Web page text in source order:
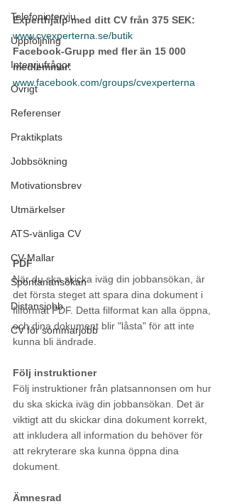
Telefonintervju
Uppföljning
Intervjufrågor
Övrigt
Referenser
Praktikplats
Jobbsökning
Motivationsbrev
Utmärkelser
ATS-vänliga CV
CV-Mallar
Spontanansökan
Distansjobb
CV för sommarjobb
Experthjälp med ditt CV från 375 SEK:
www.cvexperterna.se/butik
Facebook-Grupp med fler än 15 000
medlemmar:
www.facebook.com/groups/cvexperterna
PDF
När du ska skicka iväg din jobbansökan, är
det första steget att spara dina dokument i
filformat PDF. Detta filformat kan alla öppna,
och dina dokument blir "låsta" för att inte
kunna bli ändrade.
Följ instruktioner
Följ instruktioner från platsannonsen om hur
du ska skicka iväg din jobbansökan. Det är
viktigt att du skickar dina dokument korrekt,
att inkludera all information du behöver för
att rekryterare ska kunna öppna dina
dokument.
Ämnesrad